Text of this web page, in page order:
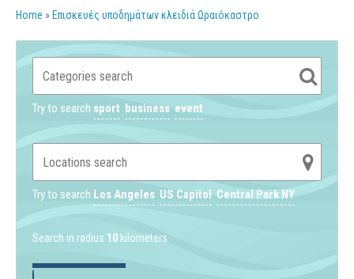
Home » Επισκευές υποδημάτων κλειδιά Ωραιόκαστρο
Try to search sport business event
Try to search Los Angeles US Capitol Central Park NY
Search in radius 10 kilometers